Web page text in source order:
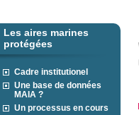
Les aires marines
protégées
Cadre institutionel
Une base de données
MAIA ?
Un processus en cours